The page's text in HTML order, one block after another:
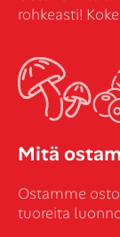
rohkeasti!
Mitä
Ostamme
tuoreita